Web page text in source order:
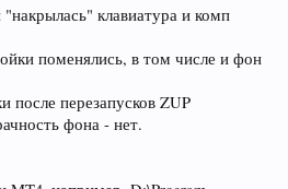
клавиатура и комп
поменялись, в том числе и фон
после перезапусков ZUP
фона - нет.